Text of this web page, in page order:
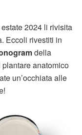
2024 li rivisita
Eccoli rivestiti in
della
anatomico
un’occhiata alle